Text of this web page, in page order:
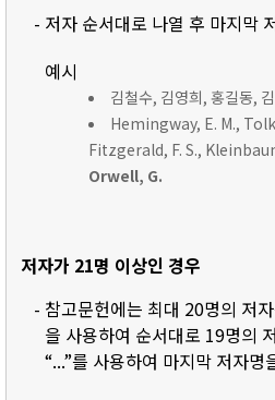
- 저자 순서대로 나열 후 마지막
예시
김철수, 김영희, 홍길동,
Hemingway, E. M.,
Fitzgerald, F. S.,
Orwell, G.
저자가 21명 이상인 경우
- 참고문헌에는 최대 20명의 저
을 사용하여 순서대로 19명의
“...”를 사용하여 마지막 저자명